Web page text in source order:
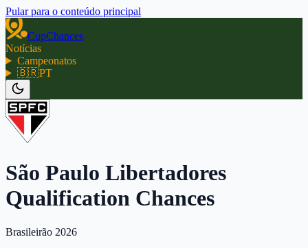
Pular para o conteúdo principal
CupChances
Notícias
Campeonatos
🇧🇷PT
São Paulo Libertadores
Qualification Chances
Brasileirão 2026